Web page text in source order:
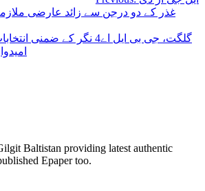
غذر کے دو درجن سے زائد عارضی
Baltistan providing latest authentic
Epaper too.